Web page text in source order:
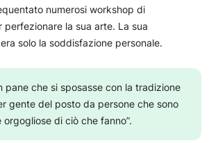
numerosi workshop di
perfezionare la sua arte. La sua
solo la soddisfazione personale.
pane che si sposasse con la tradizione
gente del posto da persone che sono
di ciò che fanno”.